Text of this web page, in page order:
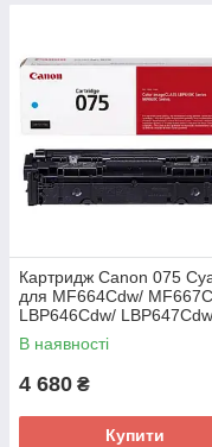
Картридж Canon 075
для MF664Cdw/
LBP646Cdw/ LBP647Cdw
(6364C002AA)
В наявності
4 680 ₴
Купити